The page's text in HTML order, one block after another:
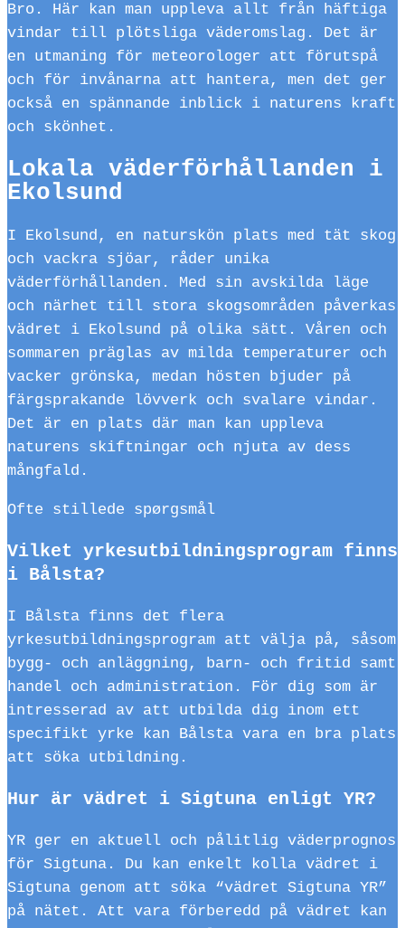
Bro. Här kan man uppleva allt från häftiga
vindar till plötsliga väderomslag. Det är
en utmaning för meteorologer att förutspå
och för invånarna att hantera, men det ger
också en spännande inblick i naturens kraft
och skönhet.
Lokala väderförhållanden i
Ekolsund
I Ekolsund, en naturskön plats med tät skog
och vackra sjöar, råder unika
väderförhållanden. Med sin avskilda läge
och närhet till stora skogsområden påverkas
vädret i Ekolsund på olika sätt. Våren och
sommaren präglas av milda temperaturer och
vacker grönska, medan hösten bjuder på
färgsprakande lövverk och svalare vindar.
Det är en plats där man kan uppleva
naturens skiftningar och njuta av dess
mångfald.
Ofte stillede spørgsmål
Vilket yrkesutbildningsprogram finns
i Bålsta?
I Bålsta finns det flera
yrkesutbildningsprogram att välja på, såsom
bygg- och anläggning, barn- och fritid samt
handel och administration. För dig som är
intresserad av att utbilda dig inom ett
specifikt yrke kan Bålsta vara en bra plats
att söka utbildning.
Hur är vädret i Sigtuna enligt YR?
YR ger en aktuell och pålitlig väderprognos
för Sigtuna. Du kan enkelt kolla vädret i
Sigtuna genom att söka “vädret Sigtuna YR”
på nätet. Att vara förberedd på vädret kan